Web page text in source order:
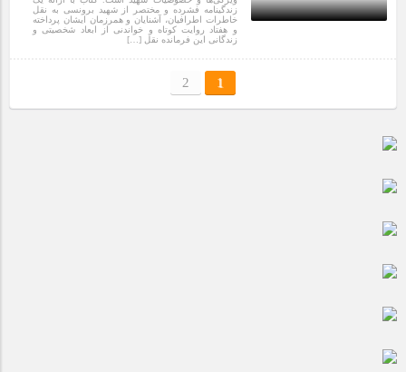
زندگینامه فشرده و مختصر از شهید برونسی به نقل
خاطرات اطرافیان، آشنایان و همرزمان ایشان پرداخته
و هفتاد روایت کوتاه و خواندنی از ابعاد شخصیتی و
زندگانی این فرمانده نقل […]
1
2